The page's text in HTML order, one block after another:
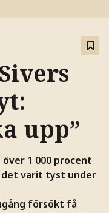
upp”
1 000 procent
det varit tyst under
försökt få